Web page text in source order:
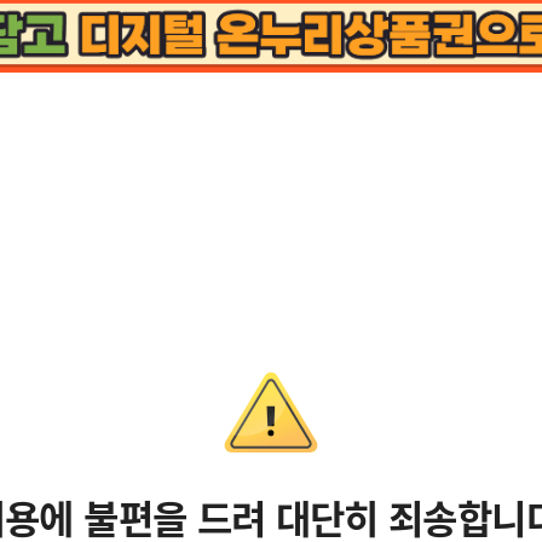
에 불편을 드려 대단히 죄송합니